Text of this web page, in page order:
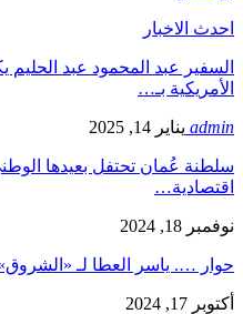
احدث الاخبار
السفير عبد المحمود عبد
الأمريكية بـ…
admin يناير 14, 2025
اقتصادية…
نوفمبر 18, 2024
حوار …. ياسر العطا لـ
أكتوبر 17, 2024